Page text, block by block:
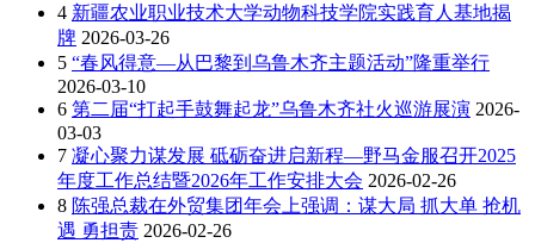
4 新疆农业职业技术大学动物科技学院实践育人基地揭
牌 2026-03-26
5 “春风得意—从巴黎到乌鲁木齐主题活动”隆重举行
2026-03-10
6 第二届“打起手鼓舞起龙”乌鲁木齐社火巡游展演 2026-
03-03
7 凝心聚力谋发展 砥砺奋进启新程—野马金服召开2025
年度工作总结暨2026年工作安排大会 2026-02-26
8 陈强总裁在外贸集团年会上强调：谋大局 抓大单 抢机
遇 勇担责 2026-02-26